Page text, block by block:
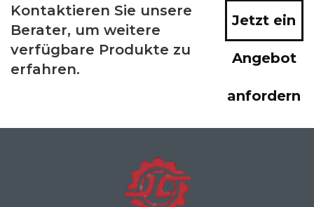
Kontaktieren Sie unsere
Berater, um weitere
verfügbare Produkte zu
erfahren.
Jetzt ein
Angebot
anfordern